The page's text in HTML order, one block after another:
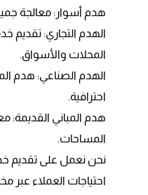
هدم أسوار: معالجة جميع
الهدم التجاري: تقديم
المحلات والأسواق.
الهدم الصناعي: هدم
احترافية.
هدم المباني القديمة:
المساحات.
نحن نعمل على تقديم
احتياجات العملاء عبر